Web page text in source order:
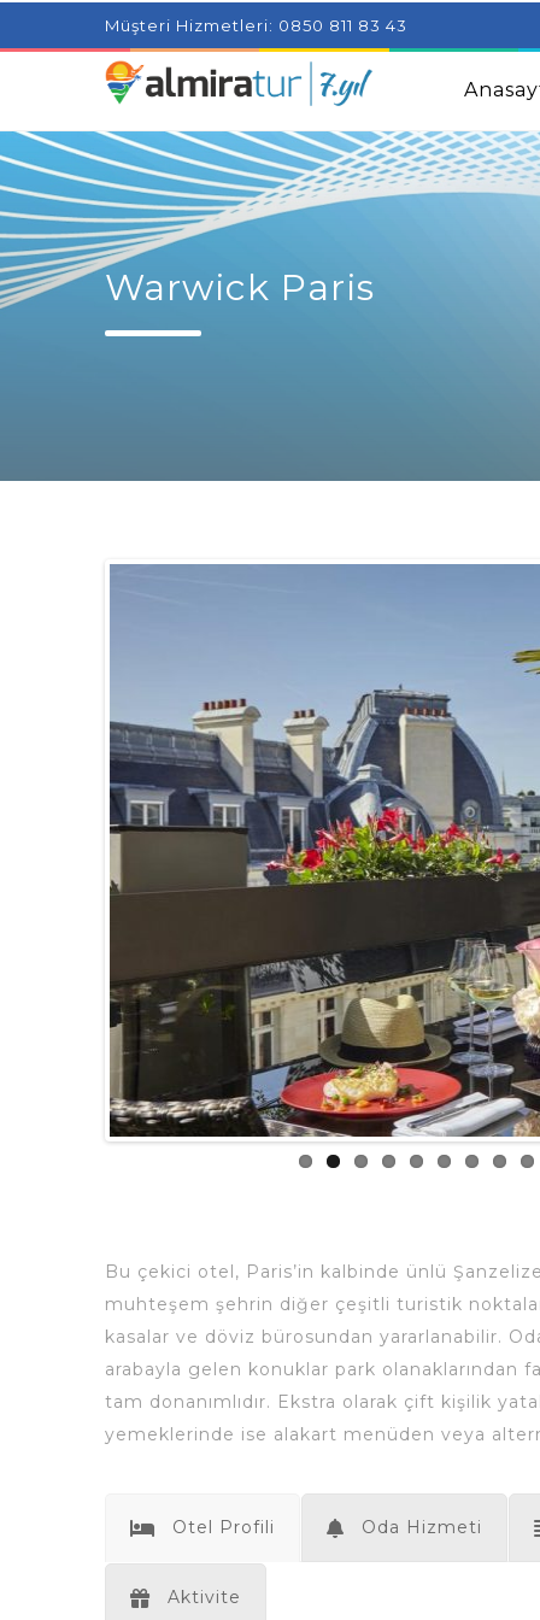
Project Milenial featuring news blogs and tutorials
Kids Amazingly Simple Skin Care Tips For People With
Müşteri Hizmetleri: 0850 811 83 43
Warwick Paris
Bu çekici otel, Paris’in kalbinde ünlü
muhteşem şehrin diğer çeşitli turistik
kasalar ve döviz bürosundan yararlanabilir.
arabayla gelen konuklar park
tam donanımlıdır. Ekstra olarak çift kişilik
yemeklerinde ise alakart menüden veya
Otel Profili Oda Hizmeti
Aktivite